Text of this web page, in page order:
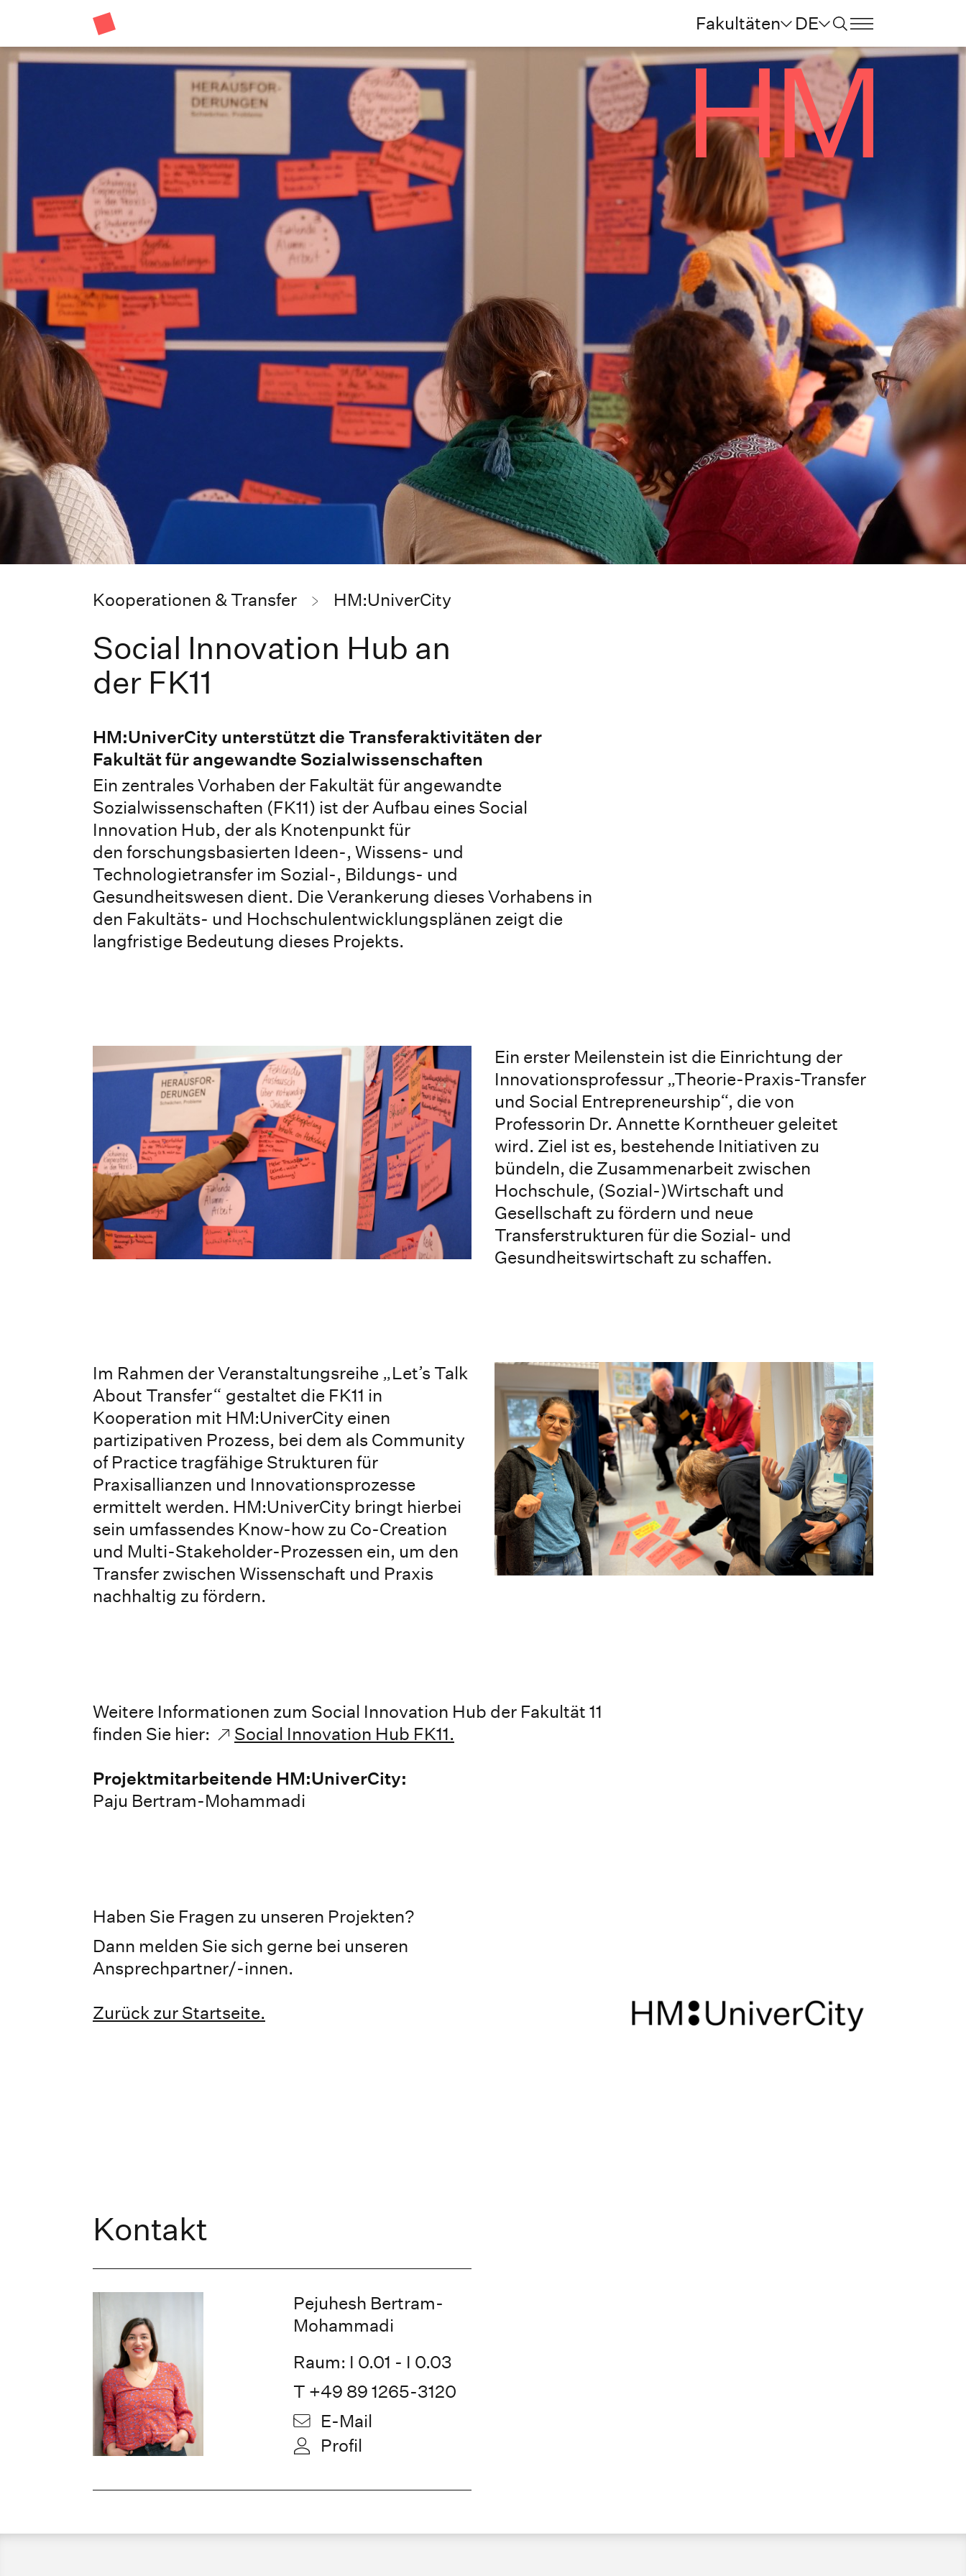
Fakultäten DE
Kooperationen & Transfer HM:UniverCity
Social Innovation Hub an
der FK11
HM:UniverCity unterstützt die Transferaktivitäten der
Fakultät für angewandte Sozialwissenschaften
Ein zentrales Vorhaben der Fakultät für angewandte
Sozialwissenschaften (FK11) ist der Aufbau eines Social
Innovation Hub, der als Knotenpunkt für
den forschungsbasierten Ideen-, Wissens- und
Technologietransfer im Sozial-, Bildungs- und
Gesundheitswesen dient. Die Verankerung dieses Vorhabens in
den Fakultäts- und Hochschulentwicklungsplänen zeigt die
langfristige Bedeutung dieses Projekts.
Ein erster Meilenstein ist die Einrichtung der
Innovationsprofessur „Theorie-Praxis-Transfer
und Social Entrepreneurship“, die von
Professorin Dr. Annette Korntheuer geleitet
wird. Ziel ist es, bestehende Initiativen zu
bündeln, die Zusammenarbeit zwischen
Hochschule, (Sozial-)Wirtschaft und
Gesellschaft zu fördern und neue
Transferstrukturen für die Sozial- und
Gesundheitswirtschaft zu schaffen.
Im Rahmen der Veranstaltungsreihe „Let’s Talk
About Transfer“ gestaltet die FK11 in
Kooperation mit HM:UniverCity einen
partizipativen Prozess, bei dem als Community
of Practice tragfähige Strukturen für
Praxisallianzen und Innovationsprozesse
ermittelt werden. HM:UniverCity bringt hierbei
sein umfassendes Know-how zu Co-Creation
und Multi-Stakeholder-Prozessen ein, um den
Transfer zwischen Wissenschaft und Praxis
nachhaltig zu fördern.
Weitere Informationen zum Social Innovation Hub der Fakultät 11
finden Sie hier:
Social Innovation Hub FK11.
Projektmitarbeitende HM:UniverCity:
Paju Bertram-Mohammadi
Haben Sie Fragen zu unseren Projekten?
Dann melden Sie sich gerne bei unseren
Ansprechpartner/-innen.
Zurück zur Startseite.
Kontakt
Pejuhesh Bertram-
Mohammadi
Raum: I 0.01 - I 0.03
T +49 89 1265-3120
E-Mail
Profil